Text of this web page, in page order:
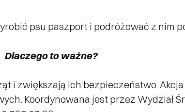
psu paszport i podróżować z nim
Dlaczego to ważne?
i zwiększają ich bezpieczeństwo.
Koordynowana jest przez Wydział